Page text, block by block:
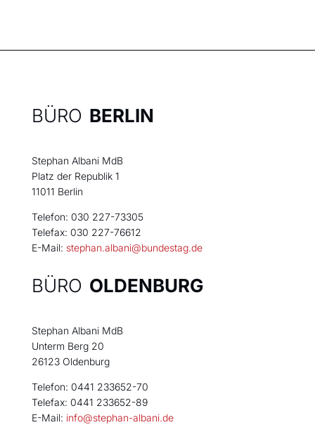
BÜRO BERLIN
Stephan Albani MdB
Platz der Republik 1
11011 Berlin
Telefon: 030 227-73305
Telefax: 030 227-76612
E-Mail: stephan.albani@bundestag.de
BÜRO OLDENBURG
Stephan Albani MdB
Unterm Berg 20
26123 Oldenburg
Telefon: 0441 233652-70
Telefax: 0441 233652-89
E-Mail: info@stephan-albani.de